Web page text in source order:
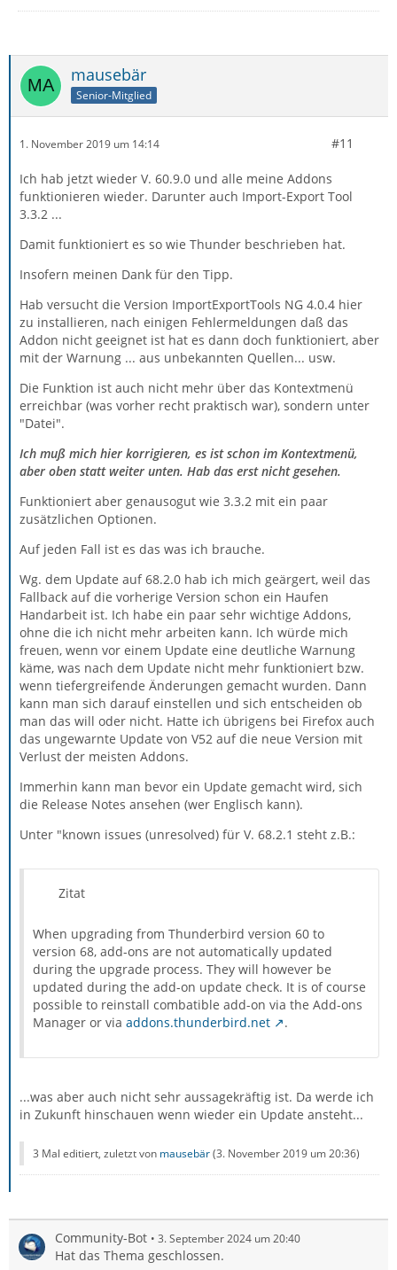
mausebär
Senior-Mitglied
1. November 2019 um 14:14 #11
Ich hab jetzt wieder V. 60.9.0 und alle meine Addons
funktionieren wieder. Darunter auch Import-Export Tool
3.3.2 ...
Damit funktioniert es so wie Thunder beschrieben hat.
Insofern meinen Dank für den Tipp.
Hab versucht die Version ImportExportTools NG 4.0.4 hier
zu installieren, nach einigen Fehlermeldungen daß das
Addon nicht geeignet ist hat es dann doch funktioniert, aber
mit der Warnung ... aus unbekannten Quellen... usw.
Die Funktion ist auch nicht mehr über das Kontextmenü
erreichbar (was vorher recht praktisch war), sondern unter
"Datei".
Ich muß mich hier korrigieren, es ist schon im Kontextmenü,
aber oben statt weiter unten. Hab das erst nicht gesehen.
Funktioniert aber genausogut wie 3.3.2 mit ein paar
zusätzlichen Optionen.
Auf jeden Fall ist es das was ich brauche.
Wg. dem Update auf 68.2.0 hab ich mich geärgert, weil das
Fallback auf die vorherige Version schon ein Haufen
Handarbeit ist. Ich habe ein paar sehr wichtige Addons,
ohne die ich nicht mehr arbeiten kann. Ich würde mich
freuen, wenn vor einem Update eine deutliche Warnung
käme, was nach dem Update nicht mehr funktioniert bzw.
wenn tiefergreifende Änderungen gemacht wurden. Dann
kann man sich darauf einstellen und sich entscheiden ob
man das will oder nicht. Hatte ich übrigens bei Firefox auch
das ungewarnte Update von V52 auf die neue Version mit
Verlust der meisten Addons.
Immerhin kann man bevor ein Update gemacht wird, sich
die Release Notes ansehen (wer Englisch kann).
Unter "known issues (unresolved) für V. 68.2.1 steht z.B.:
Zitat
When upgrading from Thunderbird version 60 to
version 68, add-ons are not automatically updated
during the upgrade process. They will however be
updated during the add-on update check. It is of course
possible to reinstall combatible add-on via the Add-ons
Manager or via addons.thunderbird.net .
...was aber auch nicht sehr aussagekräftig ist. Da werde ich
in Zukunft hinschauen wenn wieder ein Update ansteht...
3 Mal editiert, zuletzt von mausebär(3. November 2019 um 20:36)
Community-Bot 3. September 2024 um 20:40
Hat das Thema geschlossen.